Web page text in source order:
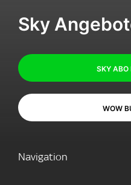
Sky
SKY ABO
WOW
Navigation